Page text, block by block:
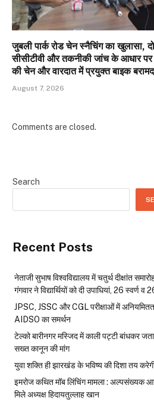
जुबली पार्क रोड चेन स्नैचिंग का खुलासा,
सीसीटीवी और तकनीकी जांच के आधार पर
की चेन और वारदात में प्रयुक्त बाइक
August 7, 2026
Comments are closed.
Search
Recent Posts
नेताजी सुभाष विश्वविद्यालय में चतुर्थ दीक्षांत
गंगवार ने विद्यार्थियों को दी उपाधियां, 26 स्वर्ण
JPSC, JSSC और CGL परीक्षाओं में
AIDSO का समर्थन
टेल्को बारीनगर मस्जिद में काली पट्टी बांधकर
सख्त कानून की मांग
युवा शक्ति ही झारखंड के भविष्य की दिशा तय
इमरोज कथित मॉब लिंचिंग मामला : अल्पसंख्यक
मिले अध्यक्ष हिदायतुल्लाह खान